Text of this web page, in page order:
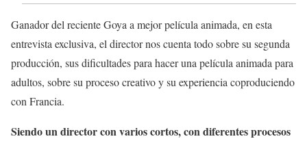
Ganador del reciente Goya a mejor película animada, en esta
entrevista exclusiva, el director nos cuenta todo sobre su segunda
producción, sus dificultades para hacer una película animada para
adultos, sobre su proceso creativo y su experiencia coproduciendo
con Francia.
Siendo un director con varios cortos, con diferentes procesos